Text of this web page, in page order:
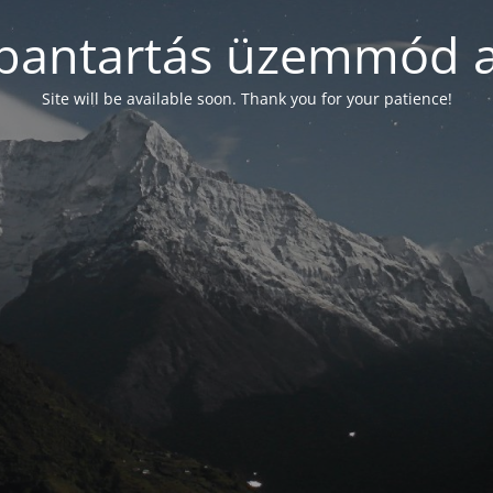
üzemmód
Site will be available soon. Thank you for your patience!